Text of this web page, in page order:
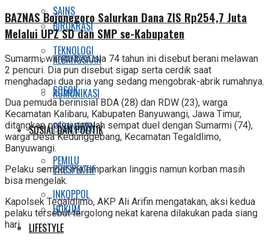
BIROKRASI
KEBANGSAAN
KOMUNIKASI
PESANTREN
PEMILU
INKOPPOL
LIFESTYLE
SAINS
TEKNOLOGI
SOSOK
SOSIAL DAN POLITIK
PRESPEKTIF
HUKUM
BAZNAS Bojonegoro Salurkan Dana ZIS Rp254,7 Juta
Melalui UPZ SD dan SMP se-Kabupaten
Sumarmi, wanita berusia 74 tahun ini disebut berani melawan
2 pencuri. Dia pun disebut sigap serta cerdik saat
menghadapi dua pria yang sedang mengobrak-abrik rumahnya.
Dua pemuda berinisial BDA (28) dan RDW (23), warga
Kecamatan Kalibaru, Kabupaten Banyuwangi, Jawa Timur,
ditangkap polisi setelah sempat duel dengan Sumarmi (74),
warga Desa Kedunggebang, Kecamatan Tegaldlimo,
Banyuwangi.
Pelaku sempat melemparkan linggis namun korban masih
bisa mengelak.
Kapolsek Tegaldlimo, AKP Ali Arifin mengatakan, aksi kedua
pelaku tersebut tergolong nekat karena dilakukan pada siang
hari.